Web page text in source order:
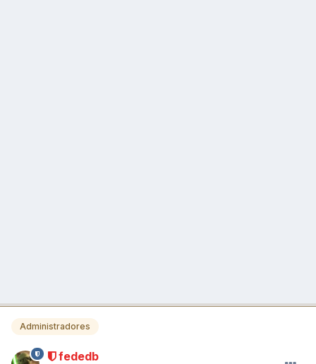
Administradores
fededb